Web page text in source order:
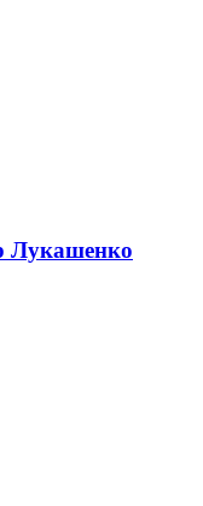
Лукашенко